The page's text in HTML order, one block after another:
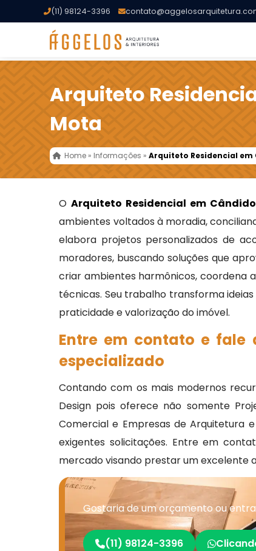
(11) 98124-3396
Arquiteto
Mota
Home » Informações »Arquiteto Residencial
OArquiteto Residencial em
ambientes voltados à moradia,
elabora projetos personalizados de
moradores, buscando soluções que
criar ambientes harmônicos, coordena
técnicas. Seu trabalho transforma
praticidade e valorização do imóvel.
Entre em contato e fale
especializado
Contando com os mais modernos
Design pois oferece não somente
Comercial e Empresas de Arquitetura
exigentes solicitações. Entre em
mercado visando prestar um excelente
Gostaria de um orçamento ou
(11) 98124-3396